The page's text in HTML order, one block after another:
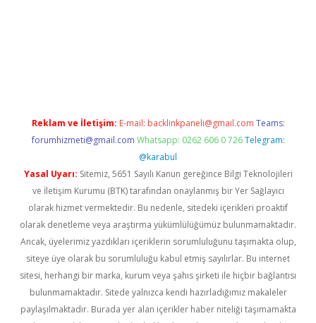
Reklam ve İletişim: E-mail: backlinkpaneli@gmail.com Teams:
forumhizmeti@gmail.com Whatsapp: 0262 606 0 726 Telegram:
@karabul
Yasal Uyarı: Sitemiz, 5651 Sayılı Kanun gereğince Bilgi Teknolojileri
ve İletişim Kurumu (BTK) tarafından onaylanmış bir Yer Sağlayıcı
olarak hizmet vermektedir. Bu nedenle, sitedeki içerikleri proaktif
olarak denetleme veya araştırma yükümlülüğümüz bulunmamaktadır.
Ancak, üyelerimiz yazdıkları içeriklerin sorumluluğunu taşımakta olup,
siteye üye olarak bu sorumluluğu kabul etmiş sayılırlar. Bu internet
sitesi, herhangi bir marka, kurum veya şahıs şirketi ile hiçbir bağlantısı
bulunmamaktadır. Sitede yalnızca kendi hazırladığımız makaleler
paylaşılmaktadır. Burada yer alan içerikler haber niteliği taşımamakta